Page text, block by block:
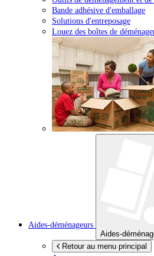
Bande adhésive d'emballage
Solutions d'entreposage
Louez des boîtes de
Aides-déménageurs
Aides-
Retour au menu principal